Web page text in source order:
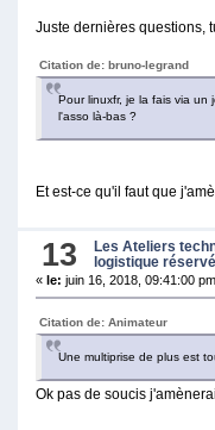
Juste dernières questions,
Citation de: bruno-legrand
Pour linuxfr, je la fais via un
l'asso là-bas ?
Et est-ce qu'il faut que
13 Les Ateliers
logistique
« le: juin 16, 2018, 09:41:00
Citation de: Animateur
Une multiprise de plus est
Ok pas de soucis